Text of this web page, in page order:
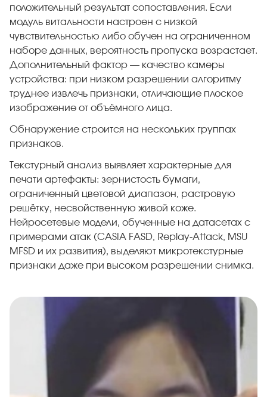
положительный результат сопоставления. Если
модуль витальности настроен с низкой
чувствительностью либо обучен на ограниченном
наборе данных, вероятность пропуска возрастает.
Дополнительный фактор — качество камеры
устройства: при низком разрешении алгоритму
труднее извлечь признаки, отличающие плоское
изображение от объёмного лица.
Обнаружение строится на нескольких группах
признаков.
Текстурный анализ выявляет характерные для
печати артефакты: зернистость бумаги,
ограниченный цветовой диапазон, растровую
решётку, несвойственную живой коже.
Нейросетевые модели, обученные на датасетах с
примерами атак (CASIA FASD, Replay-Attack, MSU
MFSD и их развития), выделяют микротекстурные
признаки даже при высоком разрешении снимка.